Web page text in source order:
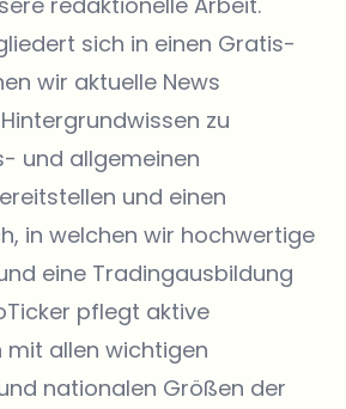
sich in einen Gratis-
wir aktuelle News
zu
und allgemeinen
und einen
in welchen wir hochwertige
eine Tradingausbildung
pflegt aktive
allen wichtigen
nationalen Größen der